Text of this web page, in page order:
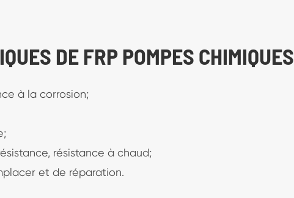
DE FRP POMPES CHIMIQUES
à la corrosion;
résistance à chaud;
et de réparation.